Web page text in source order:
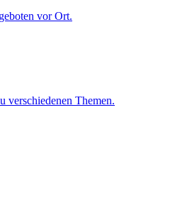
vor Ort.
verschiedenen Themen.